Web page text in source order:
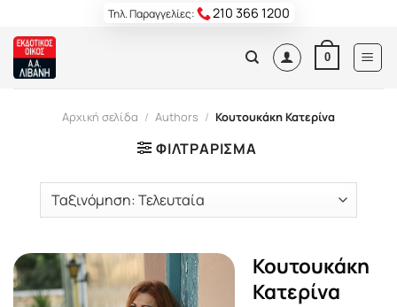
content
Τηλ. Παραγγελίες: 210 366 1200
0
Αρχική σελίδα / Authors / Κουτουκάκη Κατερίνα
ΦΙΛΤΡΆΡΙΣΜΑ
Κουτουκάκη
Κατερίνα